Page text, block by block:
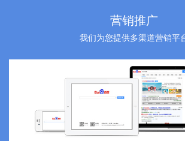
营销推广
我们为您提供多渠道营销平